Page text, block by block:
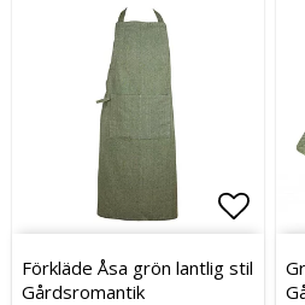
Förkläde Åsa grön lantlig stil
Gårdsromantik